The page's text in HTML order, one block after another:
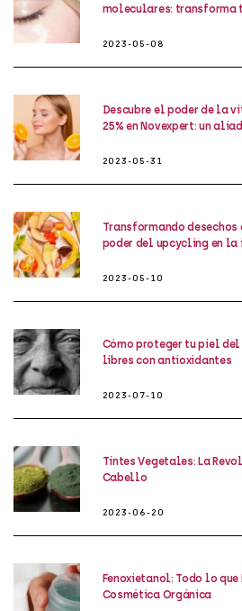
moleculares: transforma
2023-05-08
Descubre el poder de la
25% en Novexpert: un
2023-05-31
Transformando
poder del upcycling en
2023-05-10
Cómo proteger tu piel
libres con antioxidantes
2023-07-10
Tintes Vegetales: La
Cabello
2023-06-20
Fenoxietanol: Todo lo
Cosmética Orgánica